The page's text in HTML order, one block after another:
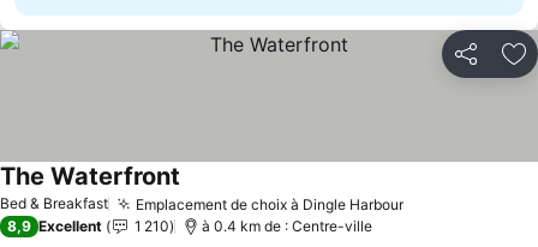
Partager
Bed & Breakfast Emplacement de choix à Dingle Harbour
The Waterfront
8,9 Excellent 1 210 à 0.4 km de : Centre-ville